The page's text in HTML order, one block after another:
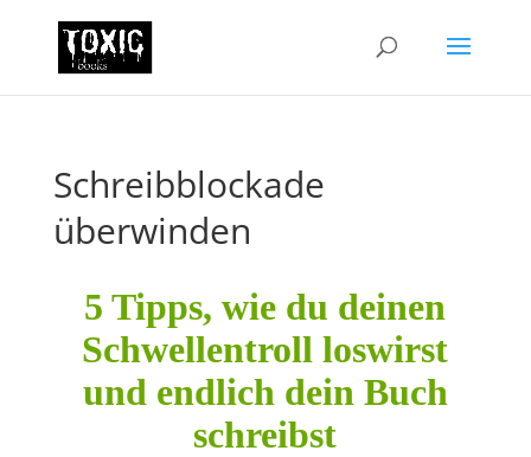
Schreibblockade
überwinden
5 Tipps, wie du deinen
Schwellentroll loswirst
und endlich dein Buch
schreibst